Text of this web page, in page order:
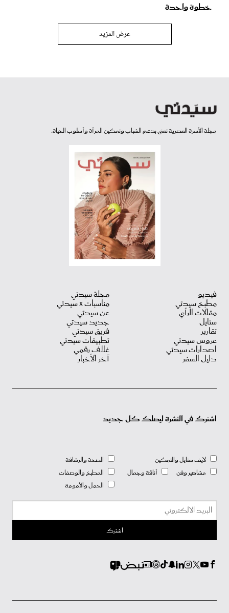
خطوة واحدة
عرض المزيد
مجلة الأسرة العصرية تعنى بدعم الشباب وتمكين المرأة وأسلوب الحياة.
فيديو
مطبخ سيدتي
مقالات الرأي
ستايل
تقارير
عروس سيدتي
اصدارات سيدتي
دليل السفر
مجلة سيدتي
مناسبات X سيدتي
عن سيدتي
جديد سيدتي
فريق سيدتي
تطبيقات سيدتي
غلاف رقمي
آخر الأخبار
اشترك في النشرة ليصلك كل جديد
لايف ستايل والتمكين
مشاهير وفن
أناقة وجمال
الصحة والرشاقة
المطبخ والوصفات
الحمل والأمومة